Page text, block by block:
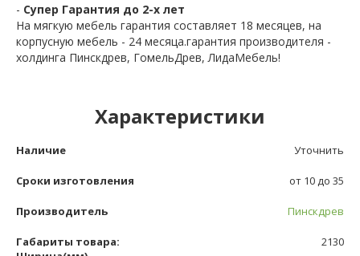
- Супер Гарантия до 2-х лет
На мягкую мебель гарантия составляет 18 месяцев, на
корпусную мебель - 24 месяца.гарантия производителя -
холдинга Пинскдрев, ГомельДрев, ЛидаМебель!
Характеристики
Наличие Уточнить
Сроки изготовления от 10 до 35
Производитель Пинскдрев
Габариты товара:
2130